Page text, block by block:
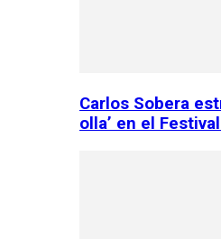
Carlos Sobera
olla’ en el